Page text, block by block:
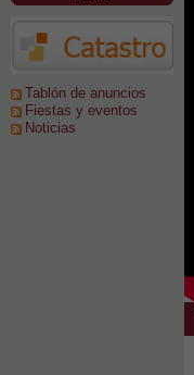
Tablón de anuncios
Fiestas y eventos
Noticias